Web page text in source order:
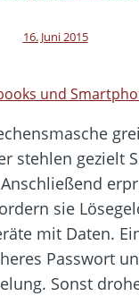
16. Juni 2015
und
stehlen gezielt
sie
mit Daten.
Passwort
Sonst